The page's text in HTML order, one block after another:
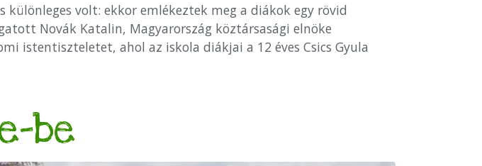
volt: ekkor emlékeztek meg a diákok egy rövid
Novák Katalin, Magyarország köztársasági elnöke
istentiszteletet, ahol az iskola diákjai a 12 éves Csics Gyula
be